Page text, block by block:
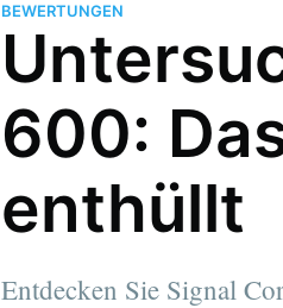
BEWERTUNGEN
600:
enthüllt
Entdecken Sie Signal